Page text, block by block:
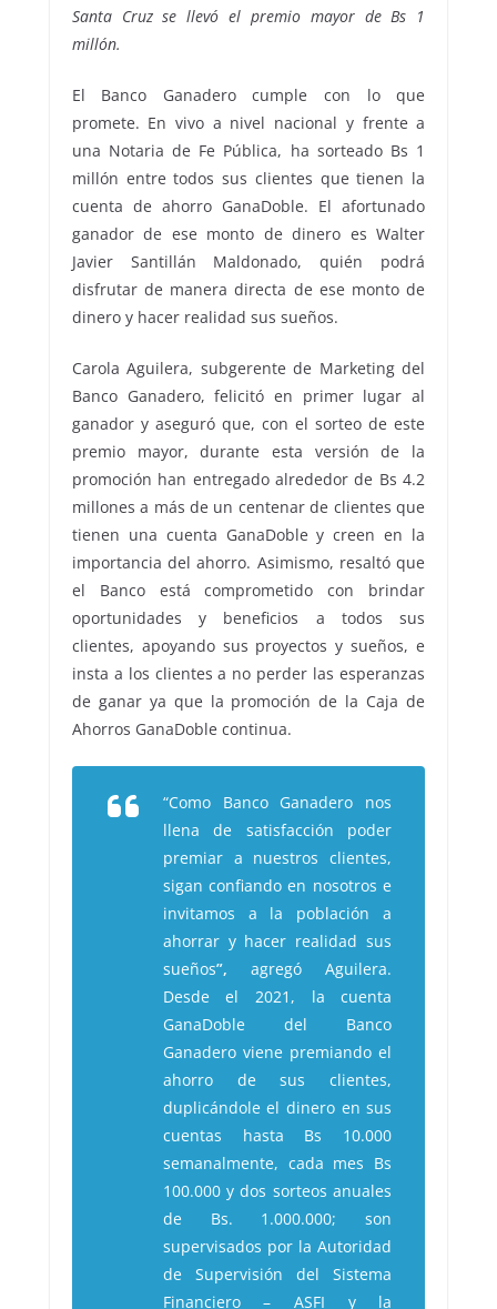
Santa Cruz se llevó el premio mayor de Bs 1
millón.
El Banco Ganadero cumple con lo que
promete. En vivo a nivel nacional y frente a
una Notaria de Fe Pública, ha sorteado Bs 1
millón entre todos sus clientes que tienen la
cuenta de ahorro GanaDoble. El afortunado
ganador de ese monto de dinero es Walter
Javier Santillán Maldonado, quién podrá
disfrutar de manera directa de ese monto de
dinero y hacer realidad sus sueños.
Carola Aguilera, subgerente de Marketing del
Banco Ganadero, felicitó en primer lugar al
ganador y aseguró que, con el sorteo de este
premio mayor, durante esta versión de la
promoción han entregado alrededor de Bs 4.2
millones a más de un centenar de clientes que
tienen una cuenta GanaDoble y creen en la
importancia del ahorro. Asimismo, resaltó que
el Banco está comprometido con brindar
oportunidades y beneficios a todos sus
clientes, apoyando sus proyectos y sueños, e
insta a los clientes a no perder las esperanzas
de ganar ya que la promoción de la Caja de
Ahorros GanaDoble continua.
“Como Banco Ganadero nos
llena de satisfacción poder
premiar a nuestros clientes,
sigan confiando en nosotros e
invitamos a la población a
ahorrar y hacer realidad sus
sueños”, agregó Aguilera.
Desde el 2021, la cuenta
GanaDoble del Banco
Ganadero viene premiando el
ahorro de sus clientes,
duplicándole el dinero en sus
cuentas hasta Bs 10.000
semanalmente, cada mes Bs
100.000 y dos sorteos anuales
de Bs. 1.000.000; son
supervisados por la Autoridad
de Supervisión del Sistema
Financiero – ASFI y la